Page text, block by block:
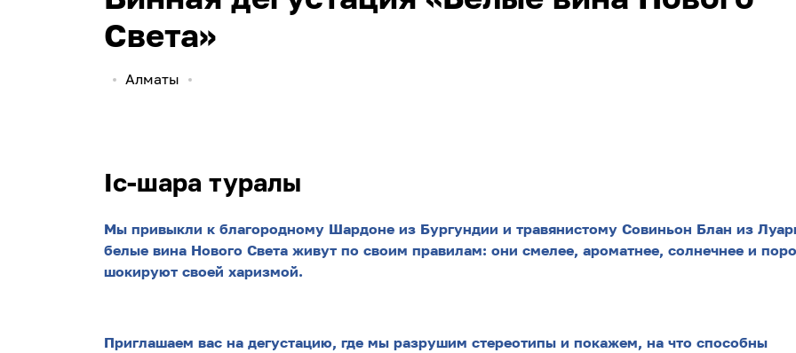
Света»
Алматы
Іс-шара туралы
Мы привыкли к благородному Шардоне из Бургундии и травянистому Совиньон Блан из
белые вина Нового Света живут по своим правилам: они смелее, ароматнее, солнечнее и
шокируют своей харизмой.
Приглашаем вас на дегустацию, где мы разрушим стереотипы и покажем, на что способны